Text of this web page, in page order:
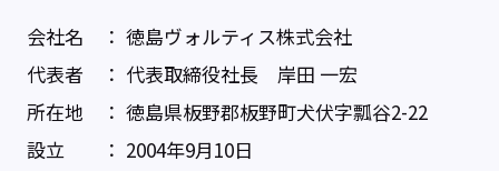
会社名 ： 徳島ヴォルティス株式会社
代表者 ： 代表取締役社長 岸田 一宏
所在地 ： 徳島県板野郡板野町犬伏字瓢谷2-22
設立 ： 2004年9月10日